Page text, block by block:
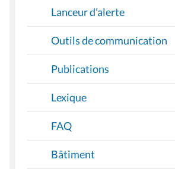
Lanceur d'alerte
Outils de communication
Publications
Lexique
FAQ
Bâtiment